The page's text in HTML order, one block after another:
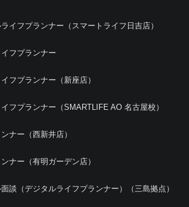
ライフプランナー（スマートライフ日吉店）
イフプランナー
フプランナー（新座店）
イフプランナー（SMARTLIFE AO 名古屋校）
ナー（西新井店）
ナー（有明ガーデン店）
面談（デジタルライフプランナー）（三島拠点）